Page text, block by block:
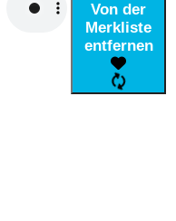
Von der
Merkliste
entfernen